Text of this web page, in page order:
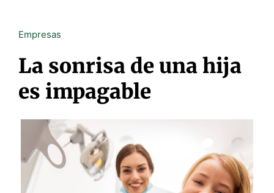
Empresas
La sonrisa de una hija
es impagable